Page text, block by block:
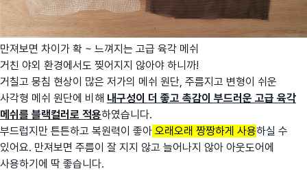
만져보면 차이가 확 ~ 느껴지는 고급 육각 메쉬
거친 야외 환경에서도 찢어지지 않아야 하니까!
거칠고 뭉침 현상이 많은 저가의 메쉬 원단, 주름지고 변형이 쉬운
사각형 메쉬 원단에 비해 내구성이 더 좋고 촉감이 부드러운 고급 육각
메쉬를 블랙컬러로 적용하였습니다.
부드럽지만 튼튼하고 복원력이 좋아 오래오래 짱짱하게 사용하실 수
있어요. 만져보면 주름이 잘 지지 않고 늘어나지 않아 아웃도어에
사용하기에 딱 좋습니다.